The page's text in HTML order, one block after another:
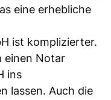
eine erhebliche
ist komplizierter.
einen Notar
ins
lassen. Auch die